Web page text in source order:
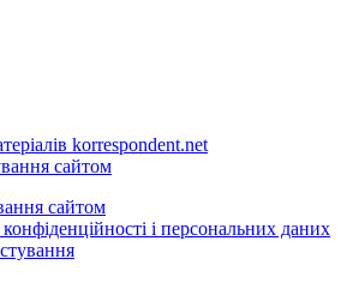
korrespondent.net
сайтом
сайтом
і персональних даних